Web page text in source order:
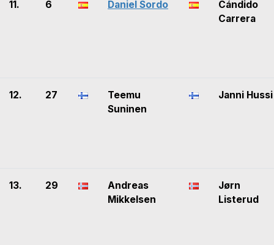
11. 6 Daniel Sordo
Cándido
Carrera
12. 27
Teemu
Suninen
Janni Hussi
13. 29
Andreas
Mikkelsen
Jørn
Listerud